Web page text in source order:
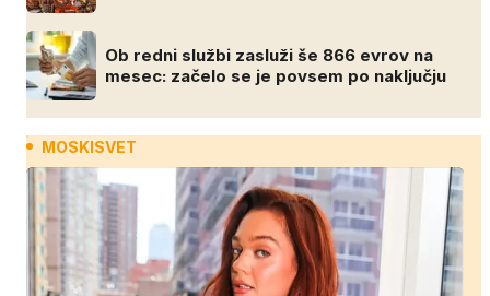
Ob redni službi zasluži še 866 evrov na
mesec: začelo se je povsem po naključju
MOSKISVET